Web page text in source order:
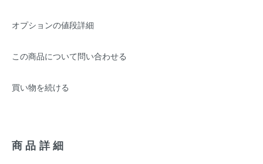
オプションの値段詳細
この商品について問い合わせる
買い物を続ける
商品詳細